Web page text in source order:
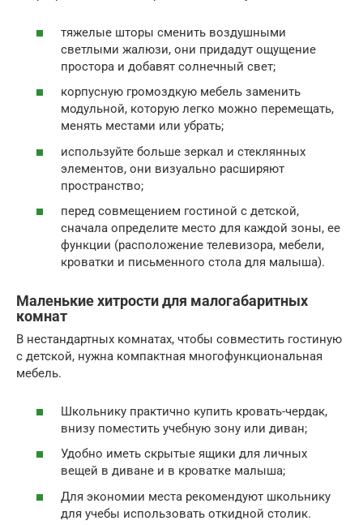
тяжелые шторы сменить воздушными
светлыми жалюзи, они придадут ощущение
простора и добавят солнечный свет;
корпусную громоздкую мебель заменить
модульной, которую легко можно перемещать,
менять местами или убрать;
используйте больше зеркал и стеклянных
элементов, они визуально расширяют
пространство;
перед совмещением гостиной с детской,
сначала определите место для каждой зоны, ее
функции (расположение телевизора, мебели,
кроватки и письменного стола для малыша).
Маленькие хитрости для малогабаритных
комнат
В нестандартных комнатах, чтобы совместить гостиную
с детской, нужна компактная многофункциональная
мебель.
Школьнику практично купить кровать-чердак,
внизу поместить учебную зону или диван;
Удобно иметь скрытые ящики для личных
вещей в диване и в кроватке малыша;
Для экономии места рекомендуют школьнику
для учебы использовать откидной столик.